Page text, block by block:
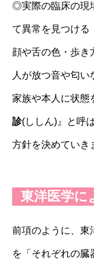
◎実際の臨床の現
て異常を見つける
顔や舌の色・歩き
人が放つ音や匂い
家族や本人に状態
診(ししん)』と呼
方針を決めていき
東洋医学に
前項のように、東
を「それぞれの臓